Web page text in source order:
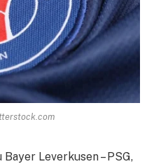
Leverkusen – PSG,